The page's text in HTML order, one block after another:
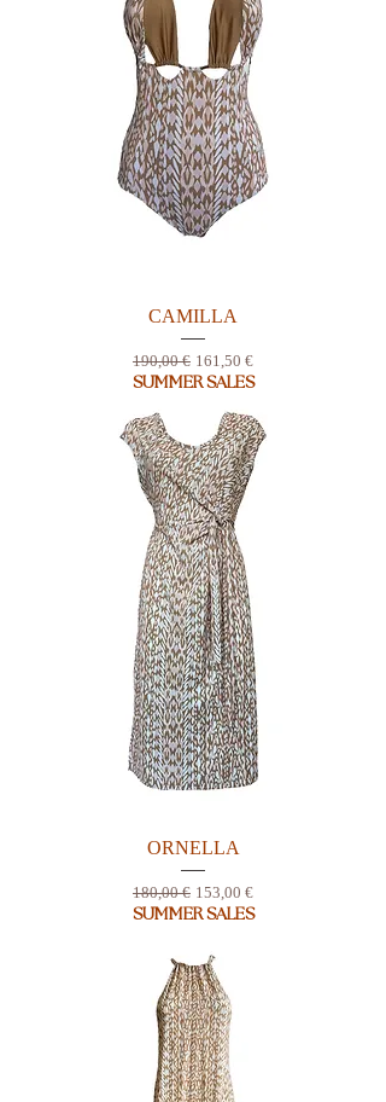
CAMILLA
Prix original
190,00 € Prix promotionnel
161,50 €
SUMMER SALES
ORNELLA
Prix original
180,00 € Prix promotionnel
153,00 €
SUMMER SALES